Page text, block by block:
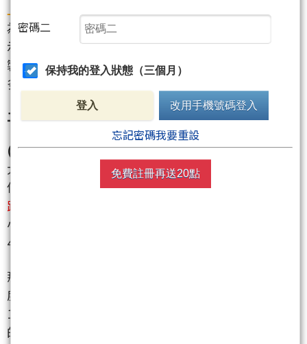
為帳長家數3.08倍左右，盤面結構偏很空，熱力圖顯
示由基礎設施軟件及消費電子產品等領跌、一般藥品
製造商及半導體設備等領漲！中長線技術線型盤整偏
多，整體結構暫看震盪！？
二、綜合評估：
(一)覆盤分析：
大盤今日開高震盪，最後半小時再繼續走低，收最
低。漲跌為-781.7點，盤面結構中性微偏空。
跌幅與籌碼顯不相符(相當於少跌約290點左右)。
小結：大盤從技術線型觀察，目前區間高點壓力改看
46552，低點支撐改看43815，往下支撐再看40616。
那麼，這點位要追多還是逐步減碼？大石從籌碼的角
度提供參考：
1.融資餘額：回顧大盤去年最低點17306，到現在最新
的收盤點位為45677點(累計上漲達28371點)，而這波
密碼二
保持我的登入狀態（三個月）
登入 改用手機號碼登入
忘記密碼我要重設
免費註冊再送20點